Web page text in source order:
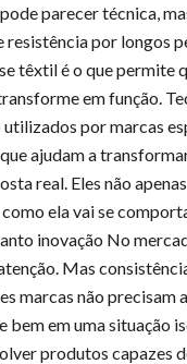
parecer técnica,
resistência por longos
têxtil é o que permite
em função.
por marcas
ajudam a
real. Eles não
ela vai se
inovação No
Mas
marcas não precisam
bem em uma situação
produtos capazes